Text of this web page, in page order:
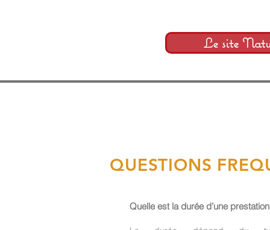
Le site
QUESTIONS
Quelle est la durée d’une